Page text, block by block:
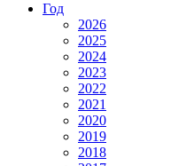
Год
2026
2025
2024
2023
2022
2021
2020
2019
2018